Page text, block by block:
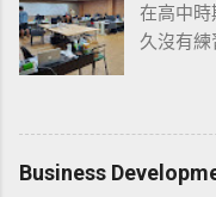
在高中
久沒有練
動，沒
然是相
樂觀、積
Business